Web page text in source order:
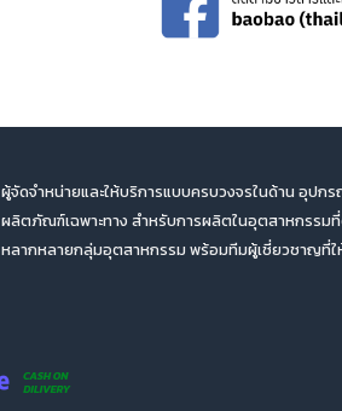
ผู้จัดจำหน่ายและให้บริการแบบครบวงจรในด้าน อุป
ผลิตภัณฑ์เฉพาะทาง สำหรับการผลิตในอุตสาหกรรม
หลากหลายกลุ่มอุตสาหกรรม พร้อมทีมผู้เชี่ยวชาญที่